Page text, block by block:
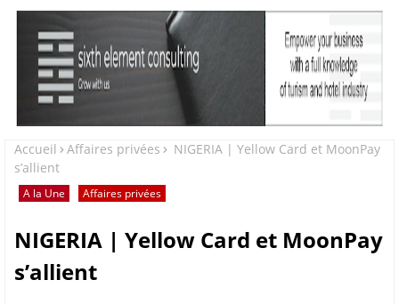
Accueil Affaires privées
NIGERIA | Yellow Card et MoonPay
s’allient
A la Une Affaires privées
NIGERIA | Yellow Card et MoonPay
s’allient